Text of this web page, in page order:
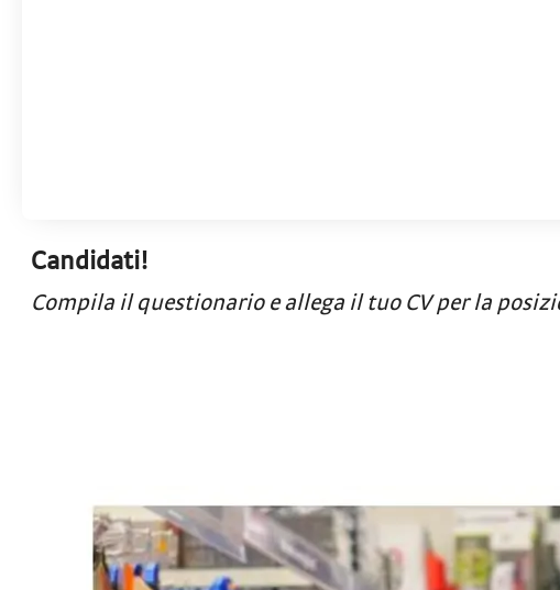
Candidati!
Compila il questionario e allega il tuo CV per la